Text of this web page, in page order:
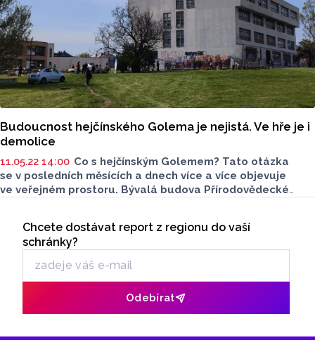
Budoucnost hejčínského Golema je nejistá. Ve hře je i
demolice
11.05.22 14:00 Co s hejčínským Golemem? Tato otázka
se v posledních měsících a dnech více a více objevuje
ve veřejném prostoru. Bývalá budova Přírodovědecké
záměr, na jehož základě se posoudí další osud objektu.
Odběr newsletteru
Chcete dostávat report z regionu do vaší
schránky?
Odebírat